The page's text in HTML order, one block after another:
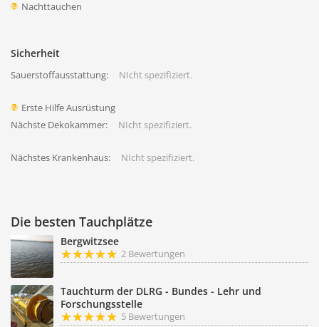
Nachttauchen
Sicherheit
Sauerstoffausstattung: NIcht spezifiziert.
Erste Hilfe Ausrüstung
Nächste Dekokammer:
NIcht spezifiziert.
Nächstes Krankenhaus: NIcht spezifiziert.
Die besten Tauchplätze
Bergwitzsee
2 Bewertungen
Tauchturm der DLRG - Bundes - Lehr und
Forschungsstelle
5 Bewertungen